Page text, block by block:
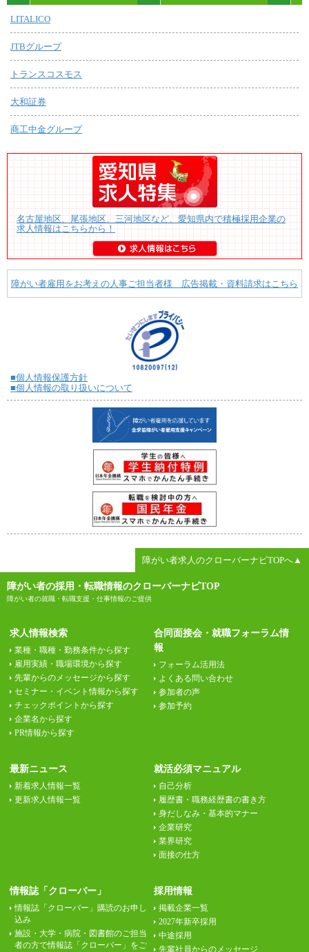
LITALICO
JTBグループ
トランスコスモス
大和証券
商工中金グループ
名古屋地区、尾張地区、三河地区など、愛知県内で積極採用企業の
求人情報はこちらから！
障がい者雇用をお考えの人事ご担当者様 広告掲載・資料請求はこちら
■個人情報保護方針
■個人情報の取り扱いについて
障がい者求人のクローバーナビTOPへ▲
障がい者の採用・転職情報のクローバーナビTOP
障がい者の就職・転職支援・仕事情報のご提供
求人情報検索
業種・職種・勤務条件から探す
雇用実績・職場環境から探す
先輩からのメッセージから探す
セミナー・イベント情報から探す
チェックポイントから探す
企業名から探す
PR情報から探す
合同面接会・就職フォーラム情
報
フォーラム活用法
よくある問い合わせ
参加者の声
参加予約
最新ニュース
新着求人情報一覧
更新求人情報一覧
就活必須マニュアル
自己分析
履歴書・職務経歴書の書き方
身だしなみ・基本的マナー
企業研究
業界研究
面接の仕方
情報誌「クローバー」
情報誌「クローバー」購読のお申し
込み
施設・大学・病院・図書館のご担当
者の方で情報誌「クローバー」をご
採用情報
掲載企業一覧
2027年新卒採用
中途採用
先輩社員からのメッセージ